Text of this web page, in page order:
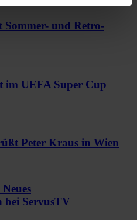
und Retro-
im UEFA Super Cup
Peter Kraus in Wien
bei ServusTV